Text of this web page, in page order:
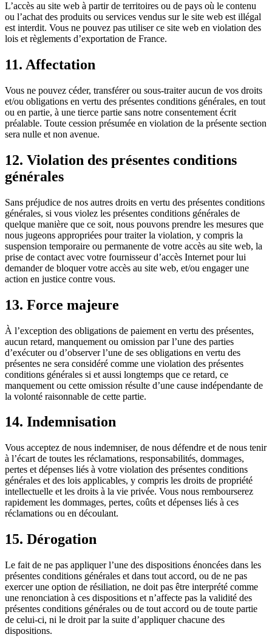
L’accès au site web à partir de territoires ou de pays où le contenu
ou l’achat des produits ou services vendus sur le site web est illégal
est interdit. Vous ne pouvez pas utiliser ce site web en violation des
lois et règlements d’exportation de France.
11. Affectation
Vous ne pouvez céder, transférer ou sous-traiter aucun de vos droits
et/ou obligations en vertu des présentes conditions générales, en tout
ou en partie, à une tierce partie sans notre consentement écrit
préalable. Toute cession présumée en violation de la présente section
sera nulle et non avenue.
12. Violation des présentes conditions
générales
Sans préjudice de nos autres droits en vertu des présentes conditions
générales, si vous violez les présentes conditions générales de
quelque manière que ce soit, nous pouvons prendre les mesures que
nous jugeons appropriées pour traiter la violation, y compris la
suspension temporaire ou permanente de votre accès au site web, la
prise de contact avec votre fournisseur d’accès Internet pour lui
demander de bloquer votre accès au site web, et/ou engager une
action en justice contre vous.
13. Force majeure
À l’exception des obligations de paiement en vertu des présentes,
aucun retard, manquement ou omission par l’une des parties
d’exécuter ou d’observer l’une de ses obligations en vertu des
présentes ne sera considéré comme une violation des présentes
conditions générales si et aussi longtemps que ce retard, ce
manquement ou cette omission résulte d’une cause indépendante de
la volonté raisonnable de cette partie.
14. Indemnisation
Vous acceptez de nous indemniser, de nous défendre et de nous tenir
à l’écart de toutes les réclamations, responsabilités, dommages,
pertes et dépenses liés à votre violation des présentes conditions
générales et des lois applicables, y compris les droits de propriété
intellectuelle et les droits à la vie privée. Vous nous rembourserez
rapidement les dommages, pertes, coûts et dépenses liés à ces
réclamations ou en découlant.
15. Dérogation
Le fait de ne pas appliquer l’une des dispositions énoncées dans les
présentes conditions générales et dans tout accord, ou de ne pas
exercer une option de résiliation, ne doit pas être interprété comme
une renonciation à ces dispositions et n’affecte pas la validité des
présentes conditions générales ou de tout accord ou de toute partie
de celui-ci, ni le droit par la suite d’appliquer chacune des
dispositions.